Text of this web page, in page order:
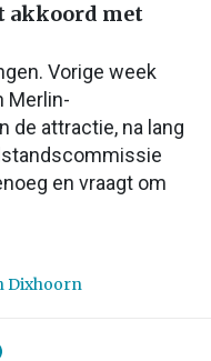
akkoord met
Vorige week
Merlin-
de attractie, na lang
en vraagt om
Dixhoorn